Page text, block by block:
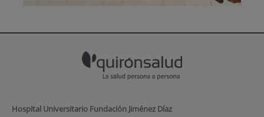
Hospital Universitario Fundación Jiménez Díaz